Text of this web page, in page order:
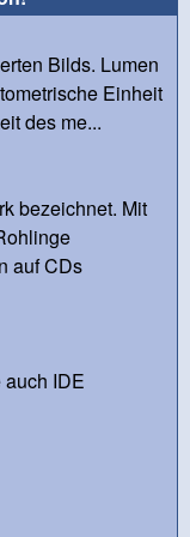
Bilds. Lumen
Einheit
des me...
bezeichnet. Mit
auf CDs
IDE